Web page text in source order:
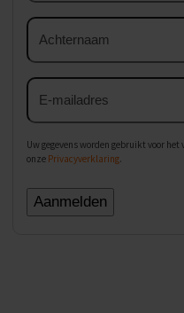
Achternaam
E-
mailadres
Uw gegevens worden gebruikt voor
onze Privacyverklaring.